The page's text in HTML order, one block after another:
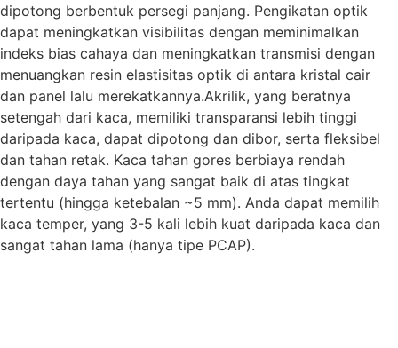
dipotong berbentuk persegi panjang. Pengikatan optik
dapat meningkatkan visibilitas dengan meminimalkan
indeks bias cahaya dan meningkatkan transmisi dengan
menuangkan resin elastisitas optik di antara kristal cair
dan panel lalu merekatkannya.Akrilik, yang beratnya
setengah dari kaca, memiliki transparansi lebih tinggi
daripada kaca, dapat dipotong dan dibor, serta fleksibel
dan tahan retak. Kaca tahan gores berbiaya rendah
dengan daya tahan yang sangat baik di atas tingkat
tertentu (hingga ketebalan ~5 mm). Anda dapat memilih
kaca temper, yang 3-5 kali lebih kuat daripada kaca dan
sangat tahan lama (hanya tipe PCAP).